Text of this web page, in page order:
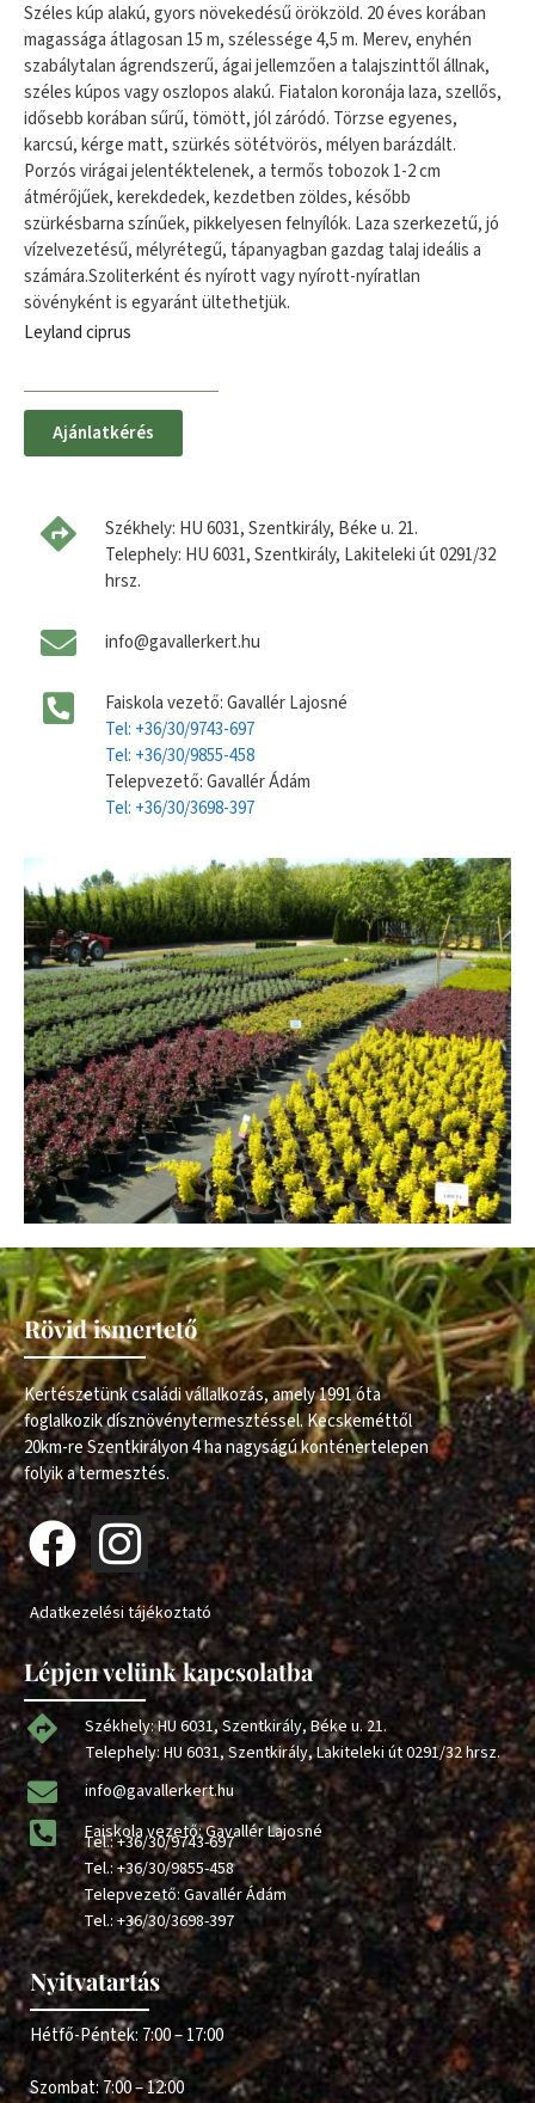
Széles kúp alakú, gyors növekedésű örökzöld. 20 éves korában
magassága átlagosan 15 m, szélessége 4,5 m. Merev, enyhén
szabálytalan ágrendszerű, ágai jellemzően a talajszinttől állnak,
széles kúpos vagy oszlopos alakú. Fiatalon koronája laza, szellős,
idősebb korában sűrű, tömött, jól záródó. Törzse egyenes,
karcsú, kérge matt, szürkés sötétvörös, mélyen barázdált.
Porzós virágai jelentéktelenek, a termős tobozok 1-2 cm
átmérőjűek, kerekdedek, kezdetben zöldes, később
szürkésbarna színűek, pikkelyesen felnyílók. Laza szerkezetű, jó
vízelvezetésű, mélyrétegű, tápanyagban gazdag talaj ideális a
számára.Szoliterként és nyírott vagy nyírott-nyíratlan
sövényként is egyaránt ültethetjük.
Leyland ciprus
Ajánlatkérés
Székhely: HU 6031, Szentkirály, Béke u. 21.
Telephely: HU 6031, Szentkirály, Lakiteleki út 0291/32
hrsz.
info@gavallerkert.hu
Faiskola vezető: Gavallér Lajosné
Tel: +36/30/9743-697
Tel: +36/30/9855-458
Telepvezető: Gavallér Ádám
Tel: +36/30/3698-397
Rövid ismertető
Kertészetünk családi vállalkozás, amely 1991 óta
foglalkozik dísznövénytermesztéssel. Kecskeméttől
20km-re Szentkirályon 4 ha nagyságú konténertelepen
folyik a termesztés.
Adatkezelési tájékoztató
Lépjen velünk kapcsolatba
Székhely: HU 6031, Szentkirály, Béke u. 21.
Telephely: HU 6031, Szentkirály, Lakiteleki út 0291/32 hrsz.
info@gavallerkert.hu
Faiskola vezető: Gavallér Lajosné
Tel.:+36/30/9743-697
Tel.:+36/30/9855-458
Telepvezető: Gavallér Ádám
Tel.:+36/30/3698-397
Nyitvatartás
Hétfő-Péntek: 7:00 – 17:00
Szombat: 7:00 – 12:00